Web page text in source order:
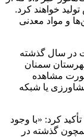
خواهند کرد.
و مواد معدنی
در سال گذشته
در شهرستان سمنان
مشاهده
یا شبکه
تأکید کرد: «با وجود
گذشته در